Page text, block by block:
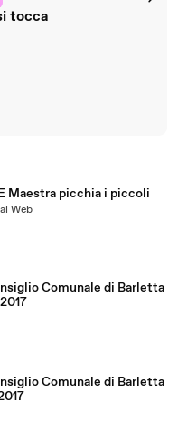
si tocca
Maestra picchia i piccoli
Web
Comunale di Barletta
Comunale di Barletta